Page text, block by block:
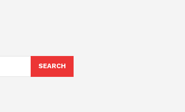
SEARCH